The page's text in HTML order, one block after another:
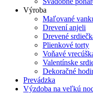
Výroba
Maľované
Drevení anjeli
Drevené
Plienkové torty
Voňavé
Valentínske
Dekoračné
Prevádzka
Výzdoba na veľkú